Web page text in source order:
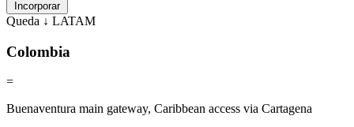
Incorporar
Queda ↓ LATAM
Colombia
=
Buenaventura main gateway, Caribbean access via Cartagena